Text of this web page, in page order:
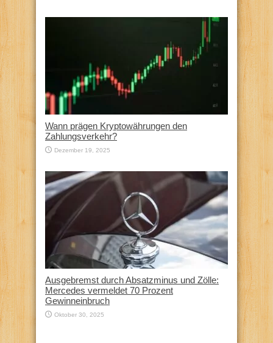
Wann prägen Kryptowährungen den
Zahlungsverkehr?
Dezember 19, 2025
Ausgebremst durch Absatzminus und Zölle:
Mercedes vermeldet 70 Prozent
Gewinneinbruch
Oktober 30, 2025